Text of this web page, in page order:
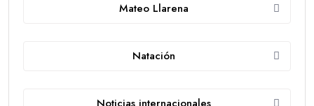
Mateo Llarena
Natación